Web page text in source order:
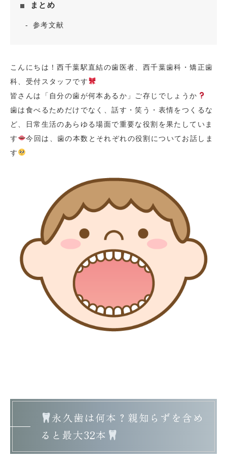
まとめ
参考文献
こんにちは！西千葉駅直結の歯医者、西千葉歯科・矯正歯
科、受付スタッフです
皆さんは「自分の歯が何本あるか」ご存じでしょうか
歯は食べるためだけでなく、話す・笑う・表情をつくるな
ど、日常生活のあらゆる場面で重要な役割を果たしていま
す
今回は、歯の本数とそれぞれの役割についてお話しま
す
永久歯は何本？親知らずを含め
ると最大32本